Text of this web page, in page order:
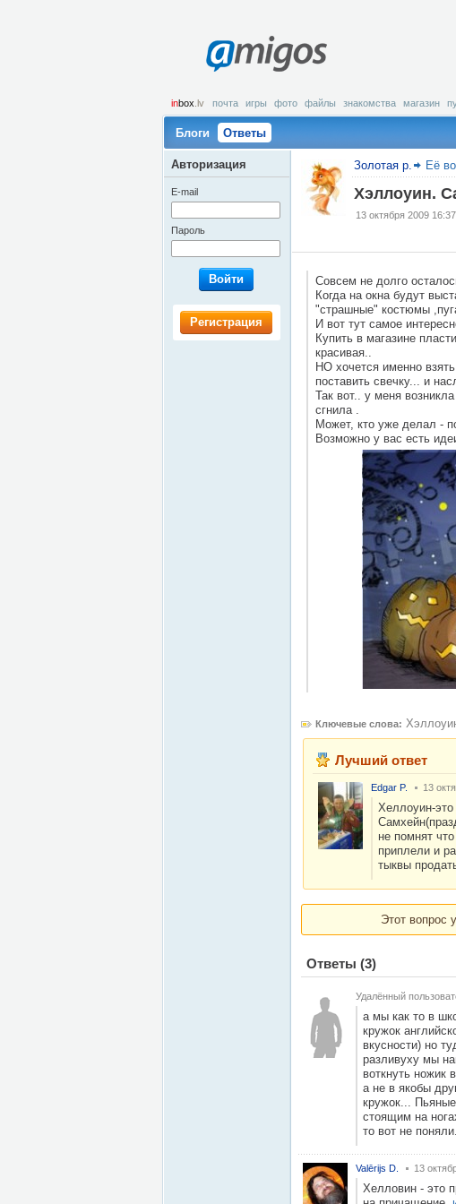
amigos
inbox .lv почта игры фото файлы знакомства магазин
Блоги Ответы
Золотая р. Её
Хэллоуин.
13 октября 2009 16:37
Совсем не долго
Когда на окна будут
"страшные" костюмы
И вот тут самое
Купить в магазине
красивая..
НО хочется именно
поставить свечку... и
Так вот.. у меня
сгнила .
Может, кто уже делал -
Возможно у вас есть
Ключевые слова:
Лучший ответ
Edgar P. 13
Хеллоуин-
не помнят
приплели и
тыквы
Этот вопрос
Ответы (3)
Удалённый
а мы как то в
кружок
вкусности) но
разливуху мы
воткнуть ножик
а не в якобы
кружок...
стоящим на
то вот не
Valērijs D. 13
Хелловин - это
Авторизация
E-mail
Пароль
Войти
Регистрация